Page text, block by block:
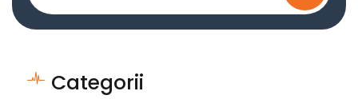
Categorii